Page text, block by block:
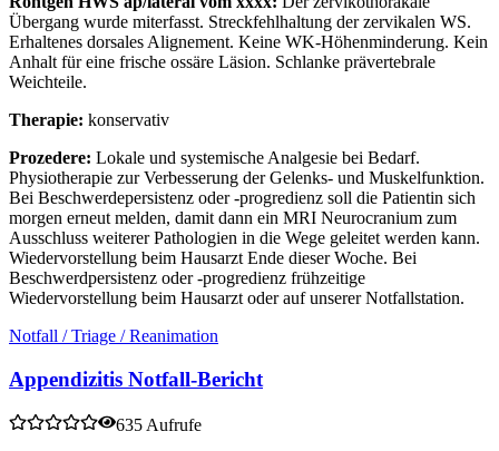
Übergang wurde miterfasst. Streckfehlhaltung der zervikalen WS.
Erhaltenes dorsales Alignement. Keine WK-Höhenminderung. Kein
Anhalt für eine frische ossäre Läsion. Schlanke prävertebrale
Weichteile.
Therapie: konservativ
Prozedere: Lokale und systemische Analgesie bei Bedarf.
Physiotherapie zur Verbesserung der Gelenks- und Muskelfunktion.
Bei Beschwerdepersistenz oder -progredienz soll die Patientin sich
morgen erneut melden, damit dann ein MRI Neurocranium zum
Ausschluss weiterer Pathologien in die Wege geleitet werden kann.
Wiedervorstellung beim Hausarzt Ende dieser Woche. Bei
Beschwerdpersistenz oder -progredienz frühzeitige
Wiedervorstellung beim Hausarzt oder auf unserer Notfallstation.
Notfall / Triage / Reanimation
Appendizitis Notfall-Bericht
635 Aufrufe